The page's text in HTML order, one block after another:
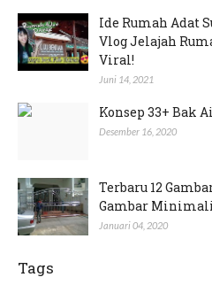
Ide Rumah Adat
Vlog Jelajah
Viral!
Juni 14, 2021
Konsep 33+ Bak
Desember 16, 2020
Terbaru 12
Gambar
Januari 04, 2020
Tags